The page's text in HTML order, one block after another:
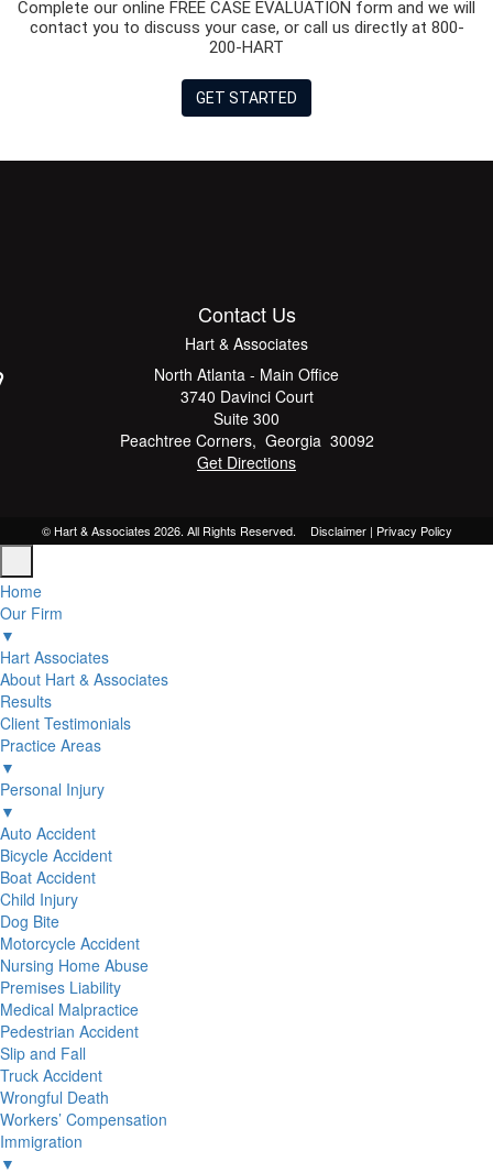
Complete our online FREE CASE EVALUATION form and we will
contact you to discuss your case, or call us directly at 800-
200-HART
GET STARTED
Contact Us
Hart & Associates
North Atlanta - Main Office
3740 Davinci Court
Suite 300
Peachtree Corners, Georgia 30092
Get Directions
© Hart & Associates 2026. All Rights Reserved. Disclaimer | Privacy Policy
Home
Our Firm
▼
Hart Associates
About Hart & Associates
Results
Client Testimonials
Practice Areas
▼
Personal Injury
▼
Auto Accident
Bicycle Accident
Boat Accident
Child Injury
Dog Bite
Motorcycle Accident
Nursing Home Abuse
Premises Liability
Medical Malpractice
Pedestrian Accident
Slip and Fall
Truck Accident
Wrongful Death
Workers’ Compensation
Immigration
▼